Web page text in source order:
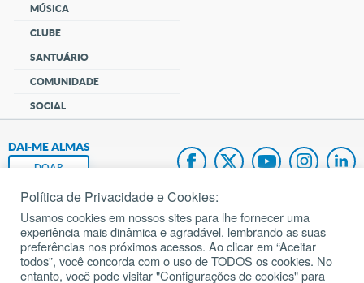
MÚSICA
CLUBE
SANTUÁRIO
COMUNIDADE
SOCIAL
DAI-ME ALMAS
DOAR
Fundação João Paulo II
Pedido de Oração
Mapa do site
Política de Privacidade e Cookies:
Usamos cookies em nossos sites para lhe fornecer uma
experiência mais dinâmica e agradável, lembrando as suas
preferências nos próximos acessos. Ao clicar em “Aceitar
todos”, você concorda com o uso de TODOS os cookies. No
entanto, você pode visitar "Configurações de cookies" para